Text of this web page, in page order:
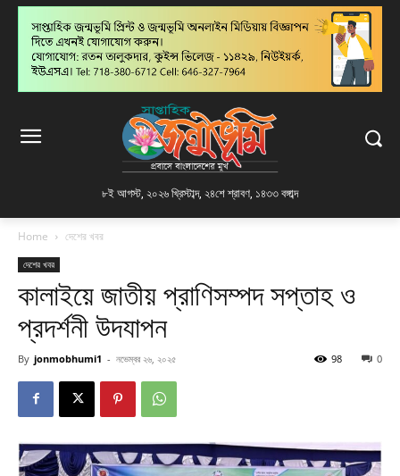
৮ই আগস্ট, ২০২৬ খ্রিস্টাব্দ, ২৪শে শ্রাবণ, ১৪৩৩ বঙ্গাব্দ
Home দেশের খবর
দেশের খবর
কালাইয়ে জাতীয় প্রাণিসম্পদ সপ্তাহ ও
প্রদর্শনী উদযাপন
By jonmobhumi1 - নভেম্বর ২৬, ২০২৫ 0
98